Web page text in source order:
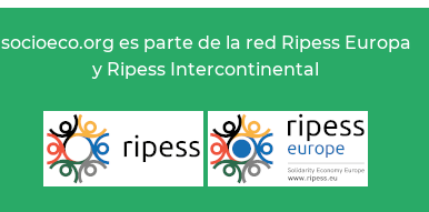
socioeco.org es parte de la red Ripess Europa
y Ripess Intercontinental